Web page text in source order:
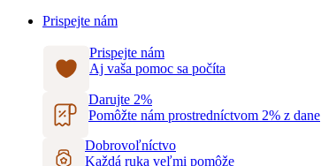
Prispejte nám
Prispejte nám
Aj vaša pomoc sa počíta
Darujte 2%
Pomôžte nám prostredníctvom 2% z dane
Dobrovoľníctvo
Každá ruka veľmi pomôže